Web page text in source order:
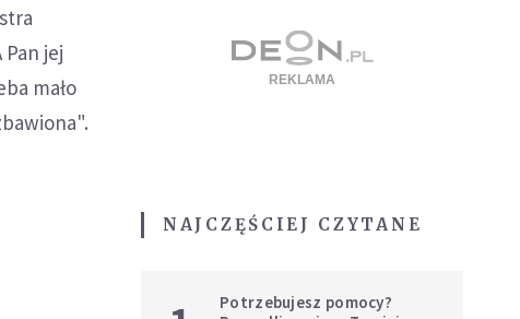
jej
mało
NAJCZĘŚCIEJ CZYTANE
Potrzebujesz pomocy?